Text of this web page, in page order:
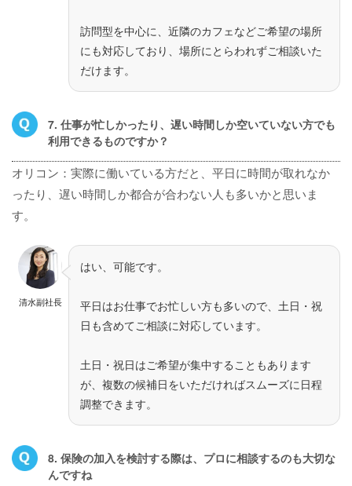
訪問型を中心に、近隣のカフェなどご希望の場所
にも対応しており、場所にとらわれずご相談いた
だけます。
7. 仕事が忙しかったり、遅い時間しか空いていない方でも
利用できるものですか？
オリコン：実際に働いている方だと、平日に時間が取れなか
ったり、遅い時間しか都合が合わない人も多いかと思いま
す。
清水副社長
はい、可能です。
平日はお仕事でお忙しい方も多いので、土日・祝
日も含めてご相談に対応しています。
土日・祝日はご希望が集中することもあります
が、複数の候補日をいただければスムーズに日程
調整できます。
8. 保険の加入を検討する際は、プロに相談するのも大切な
んですね